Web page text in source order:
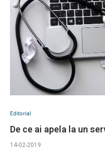
Editorial
De ce ai apela la un
14-02-2019